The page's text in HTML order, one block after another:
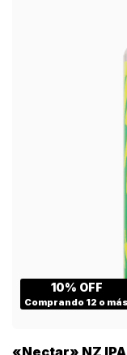
10% OFF
Comprando 12 o más
«Nectar» NZ IPA